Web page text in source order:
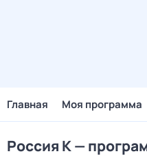
Главная Моя программа
Россия К —